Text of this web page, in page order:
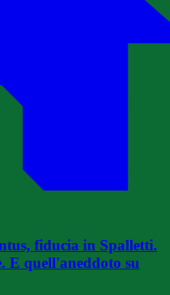
fiducia in Spalletti.
E quell'aneddoto su